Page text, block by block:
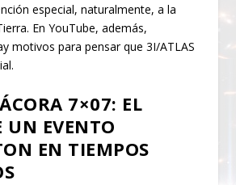
especial, naturalmente, a la
En YouTube, además,
motivos para pensar que 3I/ATLAS
7×07: EL
UN EVENTO
EN TIEMPOS